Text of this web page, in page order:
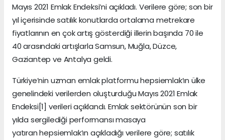
Mayıs 2021 Emlak Endeksi’ni açıkladı. Verilere göre; son bir
yıl içerisinde satılık konutlarda ortalama metrekare
fiyatlarının en çok artış gösterdiği illerin başında 70 ile
40 arasındaki artışlarla Samsun, Muğla, Düzce,
Gaziantep ve Antalya geldi.
Türkiye’nin uzman emlak platformu hepsiemlak’ın ülke
genelindeki verilerden oluşturduğu Mayıs 2021 Emlak
Endeksi[1] verileri açıklandı. Emlak sektörünün son bir
yılda sergilediği performansı masaya
yatıran hepsiemlak’ın açıkladığı verilere göre; satılık